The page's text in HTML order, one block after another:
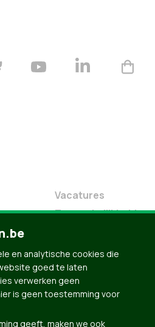
Vacatures
Toegankelijkheid
en analytische cookies die
goed te laten
verwerken geen
is geen toestemming voor
geeft, maken we ook